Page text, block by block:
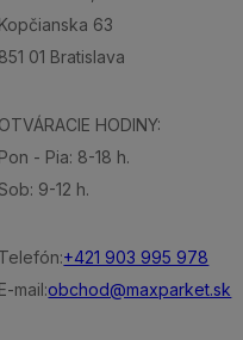
Kopčianska 63
851 01 Bratislava
OTVÁRACIE HODINY:
Pon - Pia: 8-18 h.
9-12 h.
Telefón:+421 903 995 978
E-mail:obchod@maxparket.sk